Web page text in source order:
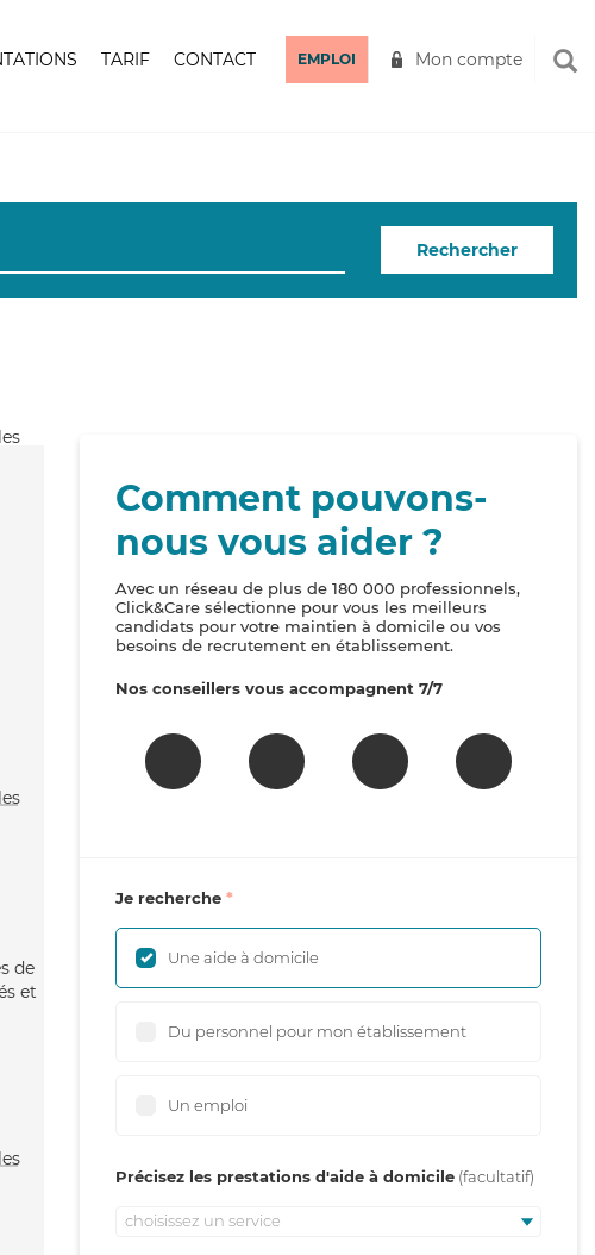
TARIF CONTACT EMPLOI Mon compte
Rechercher
de
et
Comment pouvons-
nous vous aider ?
Avec un réseau de plus de 180 000 professionnels,
Click&Care sélectionne pour vous les meilleurs
candidats pour votre maintien à domicile ou vos
besoins de recrutement en établissement.
Nos conseillers vous accompagnent 7/7
Je recherche
Une aide à domicile
Du personnel pour mon établissement
Un emploi
Précisez les prestations d'aide à domicile
choisissez un service